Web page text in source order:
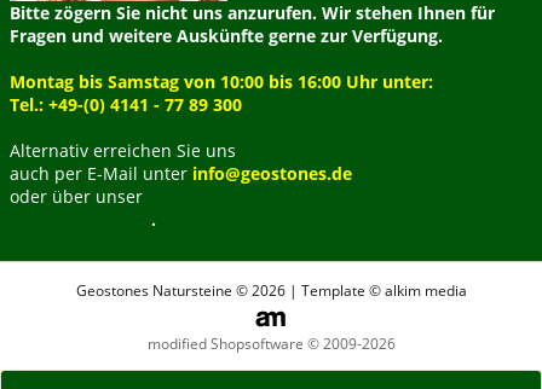
Bitte zögern Sie nicht uns anzurufen. Wir stehen Ihnen für
Fragen und weitere Auskünfte gerne zur Verfügung.
Montag bis Samstag von 10:00 bis 16:00 Uhr unter:
Tel.: +49-(0) 4141 - 77 89 300
Alternativ erreichen Sie uns
auch per E-Mail unter info@geostones.de
oder über unser
.
Geostones Natursteine © 2026 | Template © alkim media
modified Shopsoftware © 2009-2026